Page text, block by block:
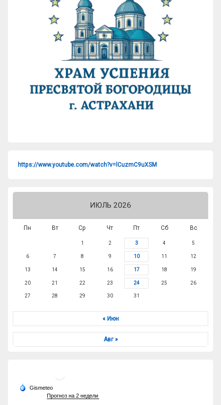
https://www.youtube.com/watch?v=lCuzmC9uXSM
ИЮЛЬ 2026
Пн Вт Ср Чт Пт Сб Вс
1 2 3 4 5
6 7 8 9 10 11 12
13 14 15 16 17 18 19
20 21 22 23 24 25 26
27 28 29 30 31
« Июн
Авг »